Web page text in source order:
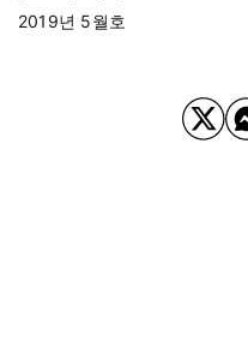
2019년 5월호